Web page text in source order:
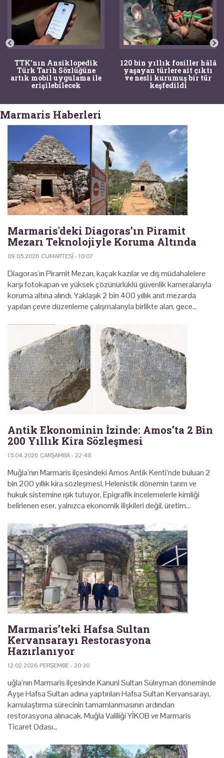
TTK'nın Ansiklopedik
Türk Tarih Sözlüğüne
artık mobil uygulama ile
erişilebilecek
120 bin yıllık fosiller hâlâ
yaşayan türlere ait çıktı
ve nesli kurumuş bir tür
keşfedildi
Marmaris Haberleri
Marmaris'deki Diagoras’ın Piramit
Mezarı Teknolojiyle Koruma Altında
09.05.2026 CUMARTESI - 10:07
Diagoras'ın Piramit Mezarı, kaçak kazılar ve dış müdahalelere
karşı fotokapan ve yüksek çözünürlüklü güvenlik kameralarıyla
koruma altına alındı. Yaklaşık 2 bin 400 yıllık anıt mezarda
yapılan çevre düzenleme çalışmalarıyla birlikte alan, gece…
Antik Ekonominin İzinde: Amos’ta 2 Bin
200 Yıllık Kira Sözleşmesi
15.04.2026 ÇARŞAMBA - 22:48
Muğla’nın Marmaris ilçesindeki Amos Antik Kenti’nde buluan 2
bin 200 yıllık kira sözleşmesi, Helenistik dönemin tarım ve
hukuk sistemine ışık tutuyor. Epigrafik incelemelerle kimliği
belirlenen eser, yalnızca ekonomik ilişkileri değil, üretim…
Marmaris’teki Hafsa Sultan
Kervansarayı Restorasyona
Hazırlanıyor
12.02.2026 PERŞEMBE - 20:30
uğla’nın Marmaris ilçesinde Kanuni Sultan Süleyman döneminde
Ayşe Hafsa Sultan adına yaptırılan Hafsa Sultan Kervansarayı,
kamulaştırma sürecinin tamamlanmasının ardından
restorasyona alınacak. Muğla Valiliği YİKOB ve Marmaris
Ticaret Odası…